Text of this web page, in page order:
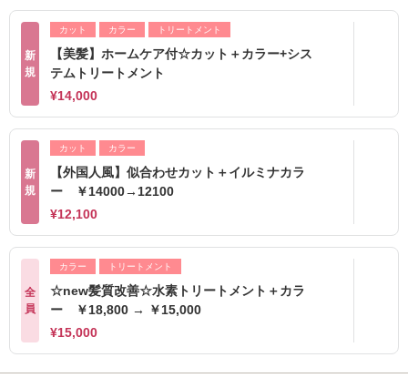
新
規
カット カラー トリートメント
【美髪】ホームケア付☆カット＋カラー+シス
テムトリートメント
¥14,000
新
規
カット カラー
【外国人風】似合わせカット＋イルミナカラ
ー ￥14000→12100
¥12,100
全
員
カラー トリートメント
☆new髪質改善☆水素トリートメント＋カラ
ー ￥18,800 → ￥15,000
¥15,000